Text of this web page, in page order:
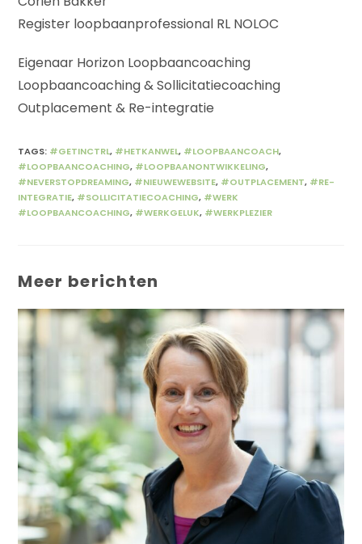
Register loopbaanprofessional RL NOLOC
Eigenaar Horizon Loopbaancoaching
Loopbaancoaching & Sollicitatiecoaching
Outplacement & Re-integratie
TAGS: #GETINCTRL, #HETKANWEL, #LOOPBAANCOACH,
#LOOPBAANCOACHING, #LOOPBAANONTWIKKELING,
#NEVERSTOPDREAMING, #NIEUWEWEBSITE, #OUTPLACEMENT, #RE-
INTEGRATIE, #SOLLICITATIECOACHING, #WERK
#LOOPBAANCOACHING, #WERKGELUK, #WERKPLEZIER